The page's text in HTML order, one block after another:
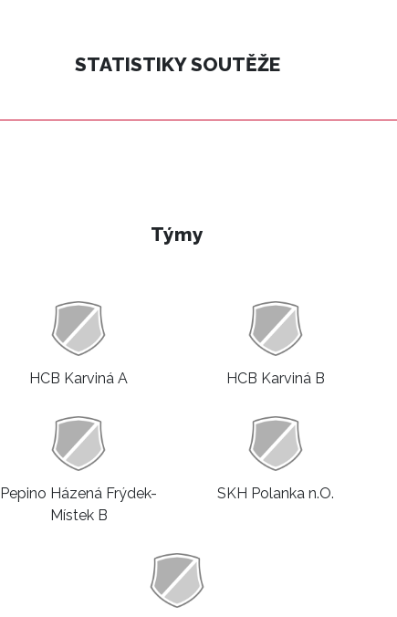
STATISTIKY SOUTĚŽE
Týmy
HCB Karviná A HCB Karviná B
Pepino Házená Frýdek-
Místek B
SKH Polanka n.O.